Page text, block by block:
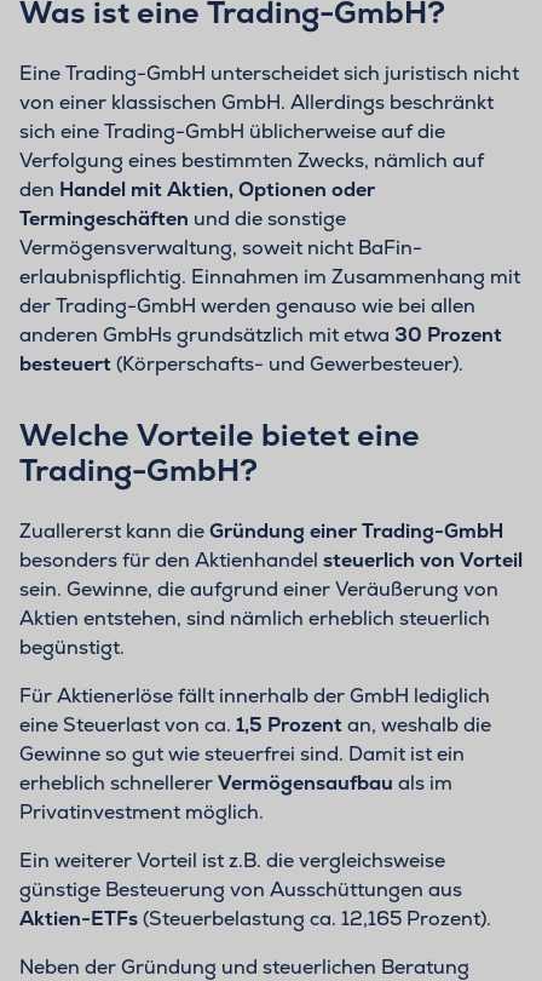
Was ist eine Trading-GmbH?
Eine Trading-GmbH unterscheidet sich juristisch nicht
von einer klassischen GmbH. Allerdings beschränkt
sich eine Trading-GmbH üblicherweise auf die
Verfolgung eines bestimmten Zwecks, nämlich auf
den Handel mit Aktien, Optionen oder
Termingeschäften und die sonstige
Vermögensverwaltung, soweit nicht BaFin-
erlaubnispflichtig. Einnahmen im Zusammenhang mit
der Trading-GmbH werden genauso wie bei allen
anderen GmbHs grundsätzlich mit etwa 30 Prozent
besteuert(Körperschafts- und Gewerbesteuer).
Welche Vorteile bietet eine
Trading-GmbH?
Zuallererst kann dieGründung einer Trading-GmbH
besonders für den Aktienhandel steuerlich von Vorteil
sein. Gewinne, die aufgrund einer Veräußerung von
Aktien entstehen, sind nämlich erheblich steuerlich
begünstigt.
Für Aktienerlöse fällt innerhalb der GmbH lediglich
eine Steuerlast von ca. 1,5 Prozentan, weshalb die
Gewinne so gut wie steuerfrei sind. Damit ist ein
erheblich schnellererVermögensaufbau als im
Privatinvestment möglich.
Ein weiterer Vorteil ist z.B. die vergleichsweise
günstige Besteuerung von Ausschüttungen aus
Aktien-ETFs(Steuerbelastung ca. 12,165 Prozent).
Neben der Gründung und steuerlichen Beratung